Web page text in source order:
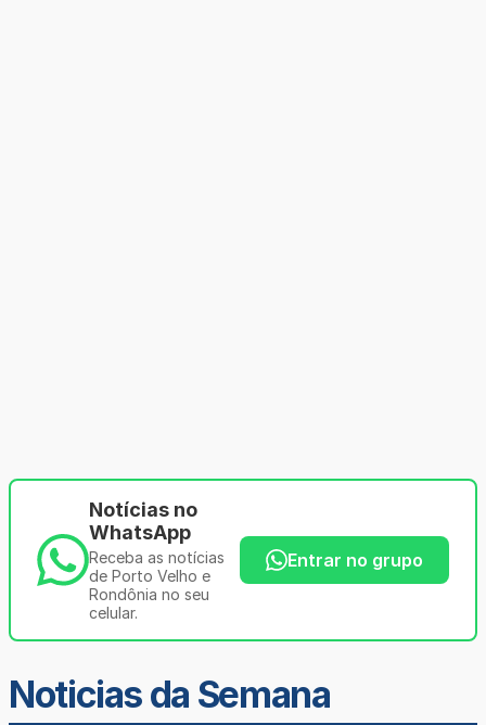
Notícias no
WhatsApp
Receba as notícias
de Porto Velho e
Rondônia no seu
celular.
Entrar no grupo
Noticias da Semana